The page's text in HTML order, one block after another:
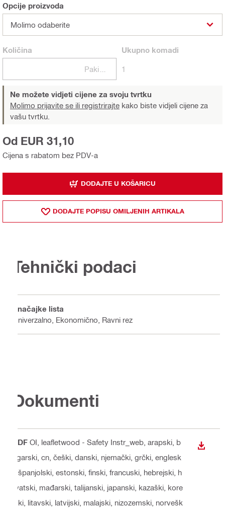
Opcije proizvoda
Molimo odaberite
Količina Ukupnokomadi
1
Ne možete vidjeti cijene za svoju tvrtku
Molimo prijavite se ili registrirajte kako biste vidjeli cijene za
vašu tvrtku.
Cijena s rabatom bez PDV-a
Od EUR 31,10
DODAJTE U KOŠARICU
DODAJTE POPISU OMILJENIH ARTIKALA
Tehnički podaci
Značajke lista
Univerzalno, Ekonomično, Ravni rez
Dokumenti
PDF OI, leafletwood - Safety Instr_web , arapski, b
ugarski, cn, češki, danski, njemački, grčki, englesk
i, španjolski, estonski, finski, francuski, hebrejski, h
rvatski, mađarski, talijanski, japanski, kazaški, kore
jski, litavski, latvijski, malajski, nizozemski, norvešk